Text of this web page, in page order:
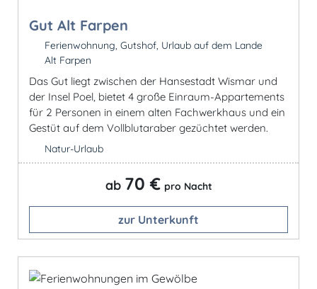
Gut Alt Farpen
Ferienwohnung, Gutshof, Urlaub auf dem Lande
Alt Farpen
Das Gut liegt zwischen der Hansestadt Wismar und
der Insel Poel, bietet 4 große Einraum-Appartements
für 2 Personen in einem alten Fachwerkhaus und ein
Gestüt auf dem Vollblutaraber gezüchtet werden.
Natur-Urlaub
ab 70 € pro Nacht
zur Unterkunft